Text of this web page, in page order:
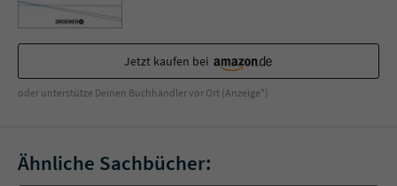
Jetzt kaufen bei
oder unterstütze Deinen Buchhändler vor Ort (Anzeige*)
Ähnliche Sachbücher: